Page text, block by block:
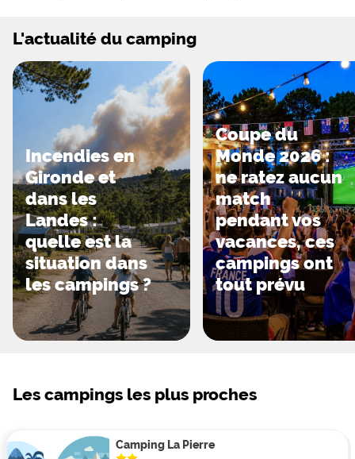
L'actualité du camping
Incendies en
Gironde et
dans les
Landes :
quelle est la
situation dans
les campings ?
Coupe du
Monde 2026 :
ne ratez aucun
match
pendant vos
vacances, ces
campings ont
tout prévu
Les campings les plus proches
Camping La Pierre